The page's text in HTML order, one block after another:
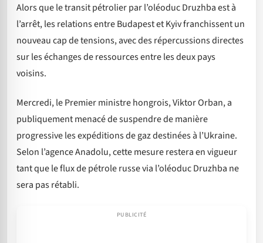
Alors que le transit pétrolier par l’oléoduc Druzhba est à
l’arrêt, les relations entre Budapest et Kyiv franchissent un
nouveau cap de tensions, avec des répercussions directes
sur les échanges de ressources entre les deux pays
voisins.
Mercredi, le Premier ministre hongrois, Viktor Orban, a
publiquement menacé de suspendre de manière
progressive les expéditions de gaz destinées à l’Ukraine.
Selon l’agence Anadolu, cette mesure restera en vigueur
tant que le flux de pétrole russe via l’oléoduc Druzhba ne
sera pas rétabli.